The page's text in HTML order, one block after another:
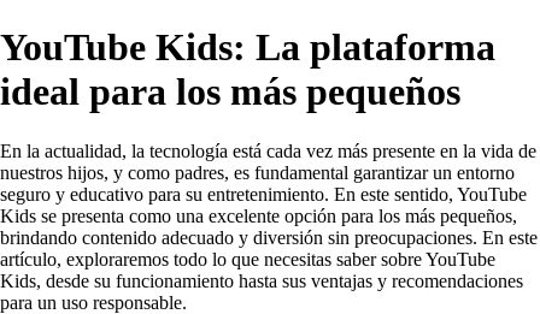
YouTube Kids: La plataforma
ideal para los más pequeños
En la actualidad, la tecnología está cada vez más presente en la vida de
nuestros hijos, y como padres, es fundamental garantizar un entorno
seguro y educativo para su entretenimiento. En este sentido, YouTube
Kids se presenta como una excelente opción para los más pequeños,
brindando contenido adecuado y diversión sin preocupaciones. En este
artículo, exploraremos todo lo que necesitas saber sobre YouTube
Kids, desde su funcionamiento hasta sus ventajas y recomendaciones
para un uso responsable.